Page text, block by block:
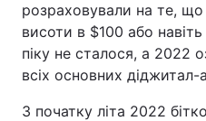
розраховували на те, що
висоти в $100 або
піку не сталося, а 2022
всіх основних діджитал-
З початку літа 2022